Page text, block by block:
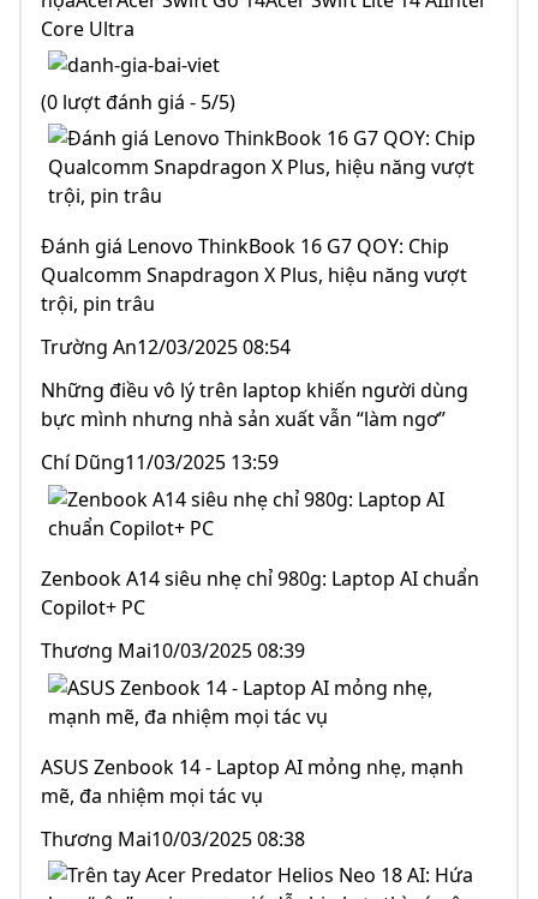
Core Ultra
(0 lượt đánh giá - 5/5)
Đánh giá Lenovo ThinkBook 16 G7 QOY: Chip
Qualcomm Snapdragon X Plus, hiệu năng vượt
trội, pin trâu
Trường An12/03/2025 08:54
Những điều vô lý trên laptop khiến người dùng
bực mình nhưng nhà sản xuất vẫn “làm ngơ”
Chí Dũng11/03/2025 13:59
Zenbook A14 siêu nhẹ chỉ 980g: Laptop AI chuẩn
Copilot+ PC
Thương Mai10/03/2025 08:39
ASUS Zenbook 14 - Laptop AI mỏng nhẹ, mạnh
mẽ, đa nhiệm mọi tác vụ
Thương Mai10/03/2025 08:38